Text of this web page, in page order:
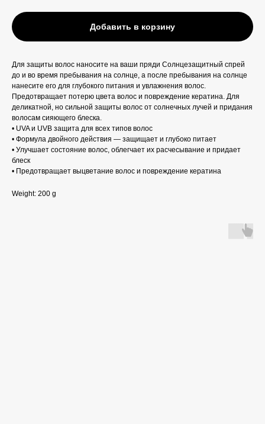
Добавить в корзину
Для защиты волос наносите на ваши пряди Солнцезащитный спрей
до и во время пребывания на солнце, а после пребывания на солнце
нанесите его для глубокого питания и увлажнения волос.
Предотвращает потерю цвета волос и повреждение кератина. Для
деликатной, но сильной защиты волос от солнечных лучей и придания
волосам сияющего блеска.
• UVA и UVB защита для всех типов волос
• Формула двойного действия — защищает и глубоко питает
• Улучшает состояние волос, облегчает их расчесывание и придает
блеск
• Предотвращает выцветание волос и повреждение кератина
Weight: 200 g